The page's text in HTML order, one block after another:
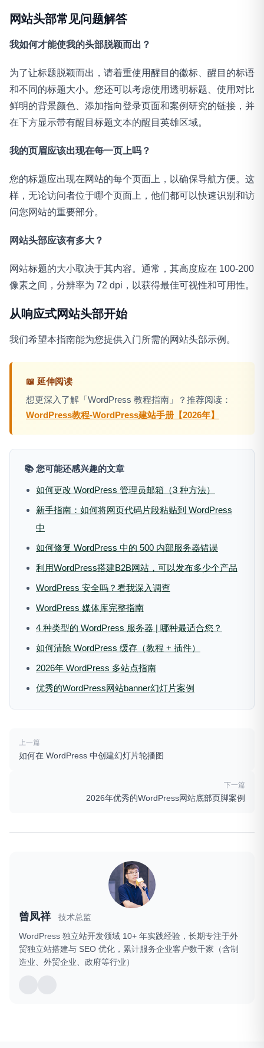
网站头部常见问题解答
我如何才能使我的头部脱颖而出？
为了让标题脱颖而出，请着重使用醒目的徽标、醒目的标语
和不同的标题大小。您还可以考虑使用透明标题、使用对比
鲜明的背景颜色、添加指向登录页面和案例研究的链接，并
在下方显示带有醒目标题文本的醒目英雄区域。
我的页眉应该出现在每一页上吗？
您的标题应出现在网站的每个页面上，以确保导航方便。这
样，无论访问者位于哪个页面上，他们都可以快速识别和访
问您网站的重要部分。
网站头部应该有多大？
网站标题的大小取决于其内容。通常，其高度应在 100-200
像素之间，分辨率为 72 dpi，以获得最佳可视性和可用性。
从响应式网站头部开始
我们希望本指南能为您提供入门所需的网站头部示例。
📖 延伸阅读
想更深入了解「WordPress 教程指南」？推荐阅读：
WordPress教程-WordPress建站手册【2026年】
📚 您可能还感兴趣的文章
如何更改 WordPress 管理员邮箱（3 种方法）
新手指南：如何将网页代码片段粘贴到 WordPress
中
如何修复 WordPress 中的 500 内部服务器错误
利用WordPress搭建B2B网站，可以发布多少个产品
WordPress 安全吗？看我深入调查
WordPress 媒体库完整指南
4 种类型的 WordPress 服务器 | 哪种最适合您？
如何清除 WordPress 缓存（教程 + 插件）
2026年 WordPress 多站点指南
优秀的WordPress网站banner幻灯片案例
上一篇
如何在 WordPress 中创建幻灯片轮播图
下一篇
2026年优秀的WordPress网站底部页脚案例
曾凤祥
技术总监
WordPress 独立站开发领域 10+ 年实践经验，长期专注于外
贸独立站搭建与 SEO 优化，累计服务企业客户数千家（含制
造业、外贸企业、政府等行业）